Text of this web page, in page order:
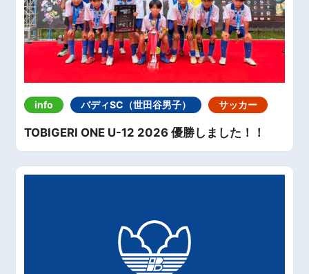
info バディSC（世田谷男子） サッカー
TOBIGERI ONE U-12 2026 優勝しました！！